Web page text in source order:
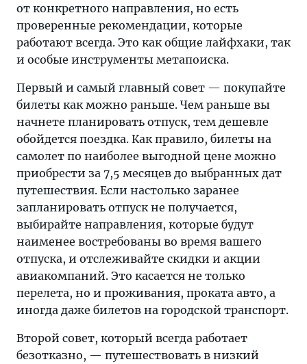
от конкретного направления, но есть
проверенные рекомендации, которые
работают всегда. Это как общие лайфхаки, так
и особые инструменты метапоиска.
Первый и самый главный совет — покупайте
билеты как можно раньше. Чем раньше вы
начнете планировать отпуск, тем дешевле
обойдется поездка. Как правило, билеты на
самолет по наиболее выгодной цене можно
приобрести за 7,5 месяцев до выбранных дат
путешествия. Если настолько заранее
запланировать отпуск не получается,
выбирайте направления, которые будут
наименее востребованы во время вашего
отпуска, и отслеживайте скидки и акции
авиакомпаний. Это касается не только
перелета, но и проживания, проката авто, а
иногда даже билетов на городской транспорт.
Второй совет, который всегда работает
безотказно, — путешествовать в низкий